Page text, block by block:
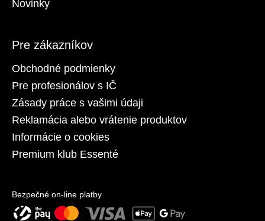
Novinky
Pre zákazníkov
Obchodné podmienky
Pre profesionálov s IČ
Zásady práce s vašimi údaji
Reklamácia alebo vrátenie produktov
Informácie o cookies
Premium klub Essenté
Bezpečné on-line platby